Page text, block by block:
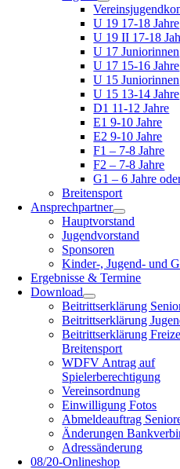
U 19 17-18 Jahre
U 19 II 17-18
U 17 Juniorinnen
U 17 15-16 Jahre
U 15 Juniorinnen
U 15 13-14 Jahre
D1 11-12 Jahre
E1 9-10 Jahre
E2 9-10 Jahre
F1 – 7-8 Jahre
F2 – 7-8 Jahre
G1 – 6 Jahre
Breitensport
Ansprechpartner
Hauptvorstand
Jugendvorstand
Sponsoren
Kinder-, Jugend- und
Ergebnisse & Termine
Download
Beitrittserklärung
Beitrittserklärung
Beitrittserklärung
Breitensport
WDFV Antrag auf
Spielerberechtigung
Vereinsordnung
Einwilligung Fotos
Abmeldeauftrag
Änderungen
Adressänderung
08/20-Onlineshop